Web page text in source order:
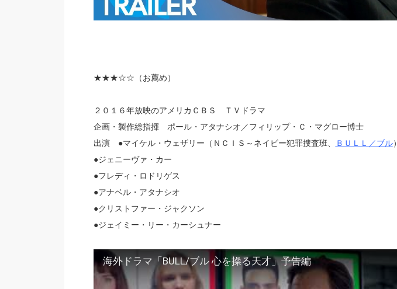
★★★☆☆（お薦め）
２０１６年放映のアメリカＣＢＳ ＴＶドラマ
企画・製作総指揮 ポール・アタナシオ／フィリップ・Ｃ・マグロー博士
出演 ●マイケル・ウェザリー（ＮＣＩＳ～ネイビー犯罪捜査班、
ＢＵＬＬ／ブル）
●ジェニーヴァ・カー
●フレディ・ロドリゲス
●アナベル・アタナシオ
●クリストファー・ジャクソン
●ジェイミー・リー・カーシュナー
海外ドラマ「BULL/ブル 心を操る天才」予告編